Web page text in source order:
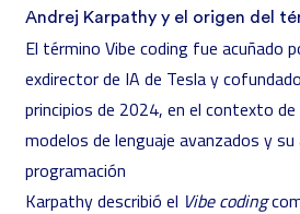
Andrej Karpathy y el origen del
El término Vibe coding fue acuñado
exdirector de IA de Tesla y
principios de 2024, en el contexto de
modelos de lenguaje avanzados y su
programación
Karpathy describió el Vibe coding